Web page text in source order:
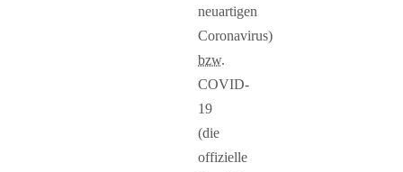
neuartigen
Coronavirus)
bzw.
COVID-
19
(die
offizielle